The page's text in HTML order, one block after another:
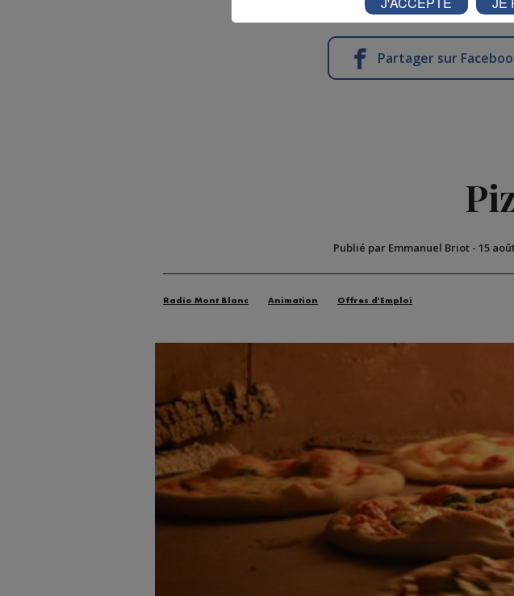
Partager sur
Publié par Emmanuel Briot - 15
Radio Mont Blanc Animation Offres d'Emploi